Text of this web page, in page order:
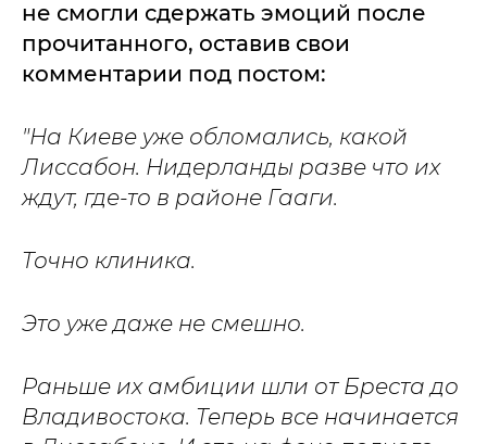
не смогли сдержать эмоций после
прочитанного, оставив свои
комментарии под постом:
"На Киеве уже обломались, какой
Лиссабон. Нидерланды разве что их
ждут, где-то в районе Гааги.
Точно клиника.
Это уже даже не смешно.
Раньше их амбиции шли от Бреста до
Владивостока. Теперь все начинается